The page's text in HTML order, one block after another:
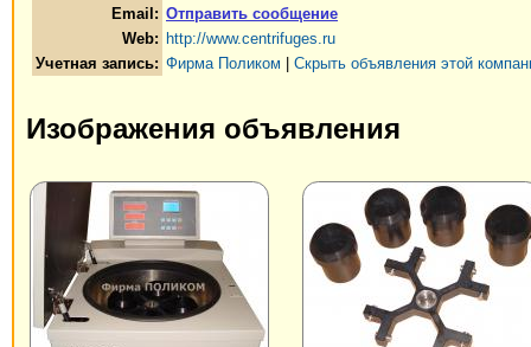
Email: Отправить сообщение
Web: http://www.centrifuges.ru
Учетная запись: Фирма Поликом Скрыть объявления этой
Изображения объявления